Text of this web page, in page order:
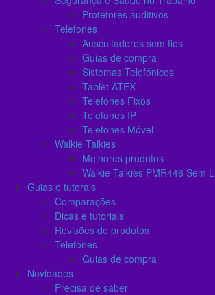
Protetores auditivos
Telefones
Auscultadores sem fios
Guias de compra
Sistemas Telefónicos
Tablet ATEX
Telefones Fixos
Telefones IP
Telefones Móvel
Walkie Talkies
Melhores produtos
Walkie Talkies PMR446 Sem
Guias e tutorais
Comparações
Dicas e tutoriais
Revisões de produtos
Telefones
Guias de compra
Novidades
Precisa de saber